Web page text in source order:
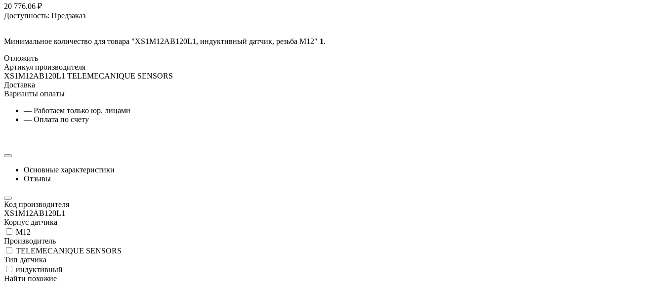
20 776.06 ₽
Доступность: Предзаказ
Минимальное количество для товара "XS1M12AB120L1, индуктивный датчик, резьба М12" 1.
Отложить
Артикул производителя
XS1M12AB120L1 TELEMECANIQUE SENSORS
Доставка
Варианты оплаты
— Работаем только юр. лицами
— Оплата по счету
Основные характеристики
Отзывы
Код производителя
XS1M12AB120L1
Корпус датчика
М12
Производитель
TELEMECANIQUE SENSORS
Тип датчика
индуктивный
Найти похожие